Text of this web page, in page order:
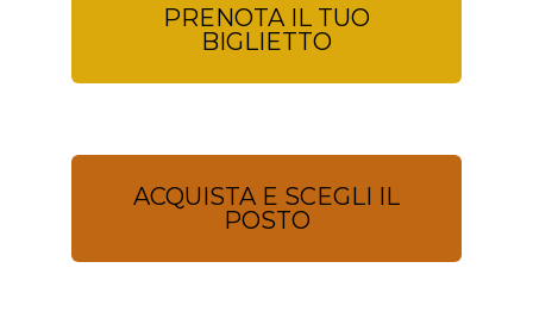
PRENOTA IL TUO
BIGLIETTO
ACQUISTA E SCEGLI IL
POSTO